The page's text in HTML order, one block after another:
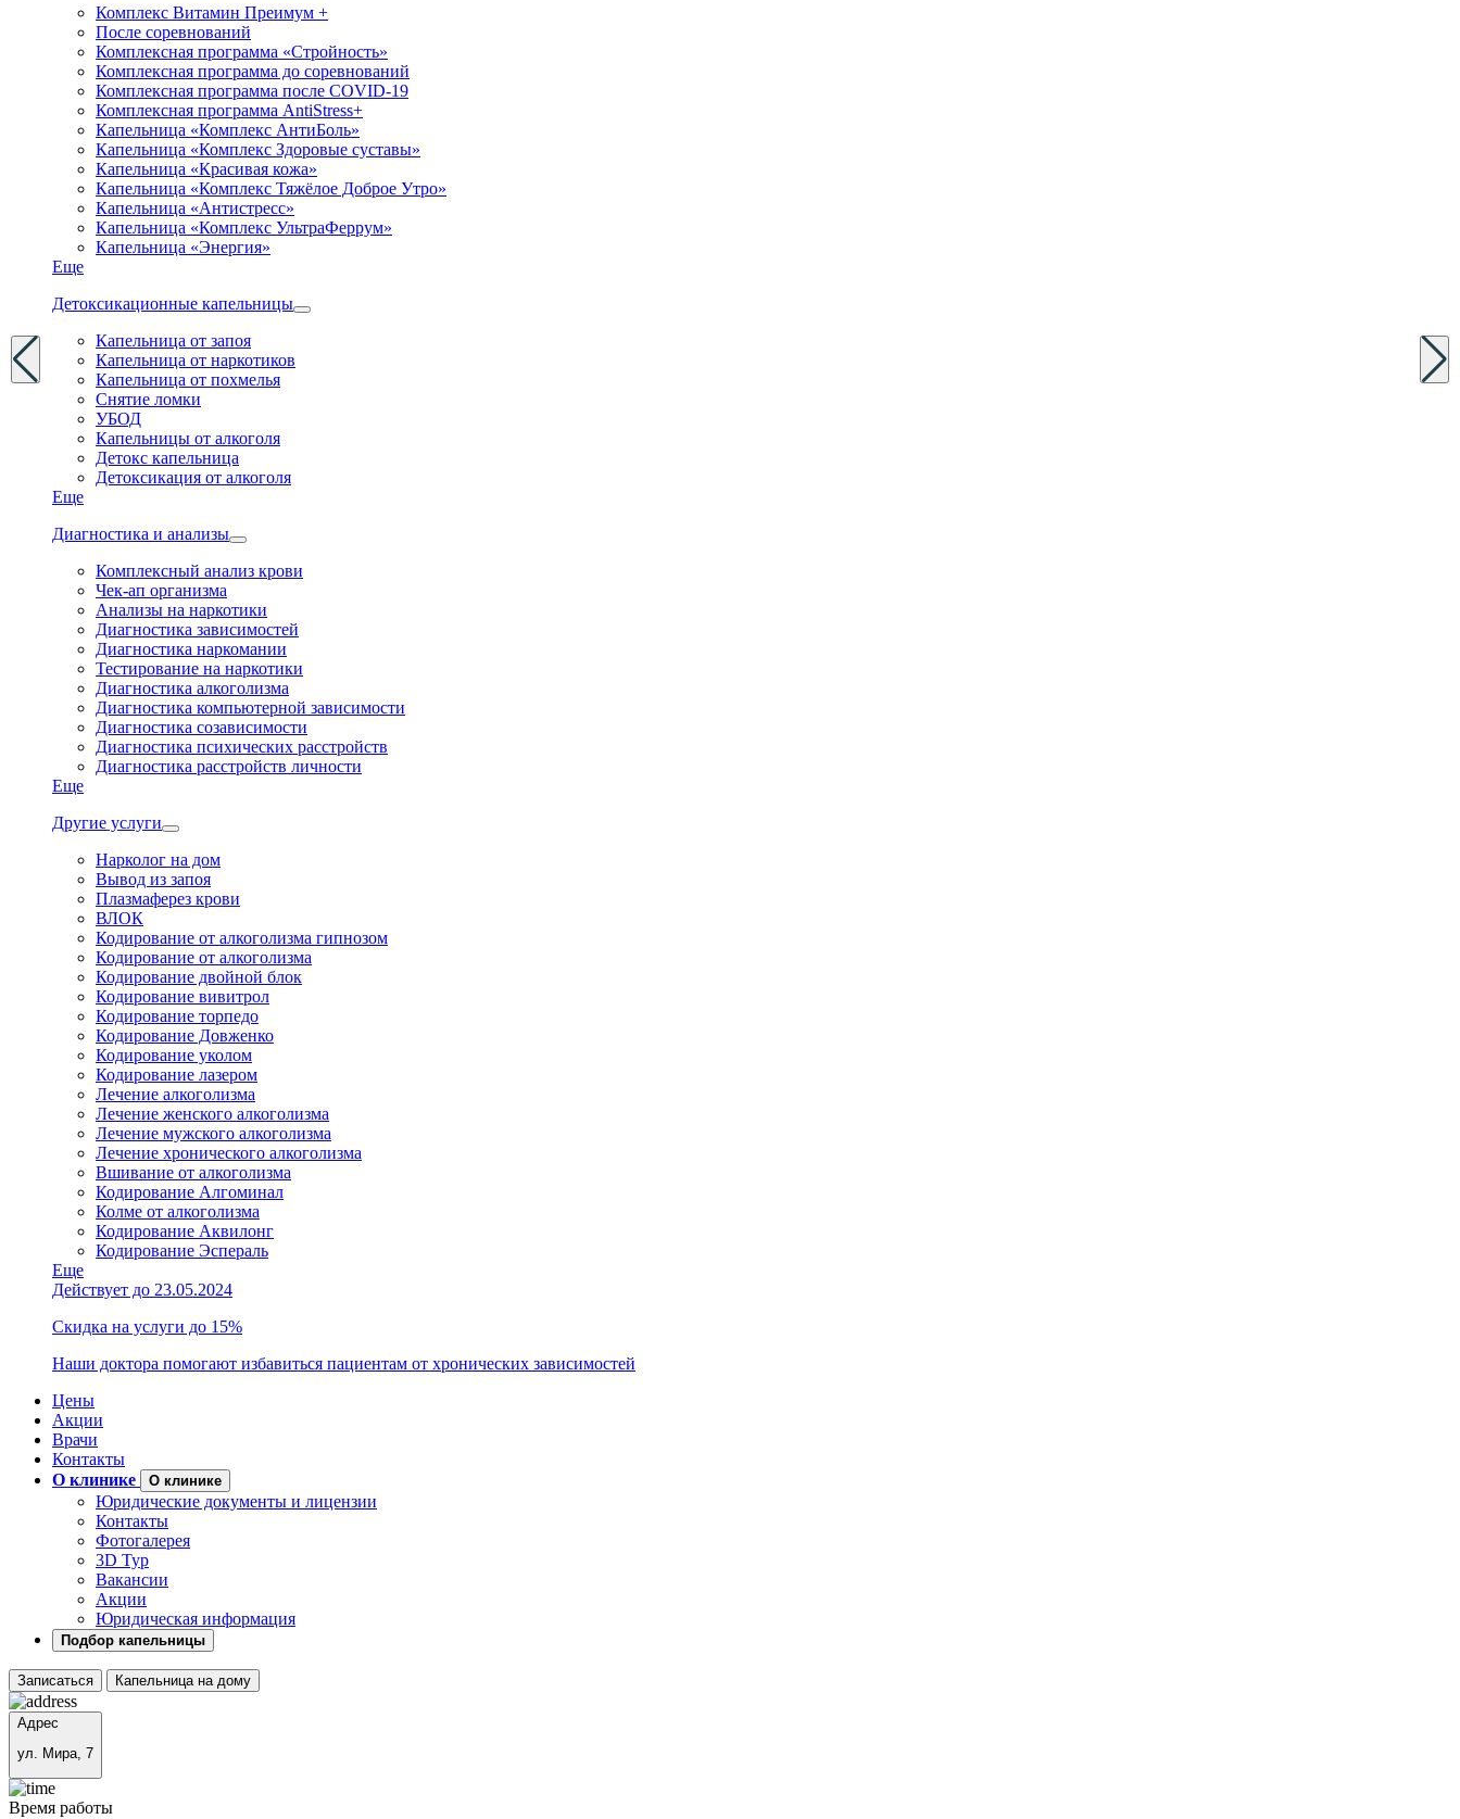
Комплекс Витамин Преимум +
После соревнований
Комплексная программа «Стройность»
Комплексная программа до соревнований
Комплексная программа после COVID-19
Комплексная программа AntiStress+
Капельница «Комплекс АнтиБоль»
Капельница «Комплекс Здоровые суставы»
Капельница «Красивая кожа»
Капельница «Комплекс Тяжёлое Доброе Утро»
Капельница «Антистресс»
Капельница «Комплекс УльтраФеррум»
Капельница «Энергия»
Еще
Детоксикационные капельницы
Капельница от запоя
Капельница от наркотиков
Капельница от похмелья
Снятие ломки
УБОД
Капельницы от алкоголя
Детокс капельница
Детоксикация от алкоголя
Еще
Диагностика и анализы
Комплексный анализ крови
Чек-ап организма
Анализы на наркотики
Диагностика зависимостей
Диагностика наркомании
Тестирование на наркотики
Диагностика алкоголизма
Диагностика компьютерной зависимости
Диагностика созависимости
Диагностика психических расстройств
Диагностика расстройств личности
Еще
Другие услуги
Нарколог на дом
Вывод из запоя
Плазмаферез крови
ВЛОК
Кодирование от алкоголизма гипнозом
Кодирование от алкоголизма
Кодирование двойной блок
Кодирование вивитрол
Кодирование торпедо
Кодирование Довженко
Кодирование уколом
Кодирование лазером
Лечение алкоголизма
Лечение женского алкоголизма
Лечение мужского алкоголизма
Лечение хронического алкоголизма
Вшивание от алкоголизма
Кодирование Алгоминал
Колме от алкоголизма
Кодирование Аквилонг
Кодирование Эспераль
Еще
Действует до 23.05.2024
Скидка на услуги до 15%
Наши доктора помогают избавиться пациентам от хронических зависимостей
Цены
Акции
Врачи
Контакты
О клинике
О клинике
Юридические документы и лицензии
Контакты
Фотогалерея
3D Тур
Вакансии
Акции
Юридическая информация
Подбор капельницы
Записаться Капельница на дому
Адрес
ул. Мира, 7
Время работы